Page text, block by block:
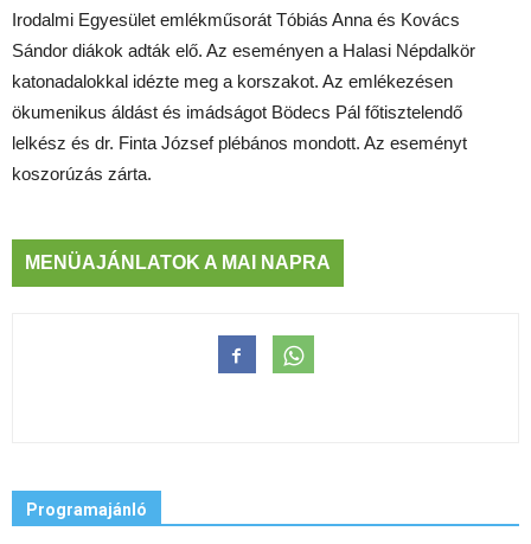
Irodalmi Egyesület emlékműsorát Tóbiás Anna és Kovács
Sándor diákok adták elő. Az eseményen a Halasi Népdalkör
katonadalokkal idézte meg a korszakot. Az emlékezésen
ökumenikus áldást és imádságot Bödecs Pál főtisztelendő
lelkész és dr. Finta József plébános mondott. Az eseményt
koszorúzás zárta.
MENÜAJÁNLATOK A MAI NAPRA
Programajánló